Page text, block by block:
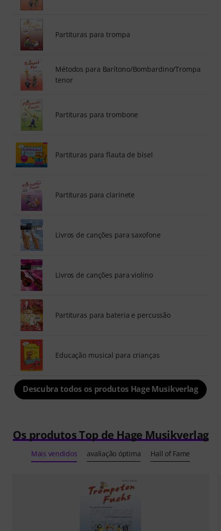
Partituras para trompa
Métodos para Barítono/Bombardino/Trompa
tenor
Partituras para trombone
Partituras para flauta de bísel
Partituras para clarinete
Livros de canções para saxofone
Livros de canções para violino
Partituras para bateria e percussão
Educação musical para crianças
Descubra todos os produtos Hage Musikverlag
Os produtos Top de Hage Musikverlag
Mais vendidos avaliação óptima Hall of Fame